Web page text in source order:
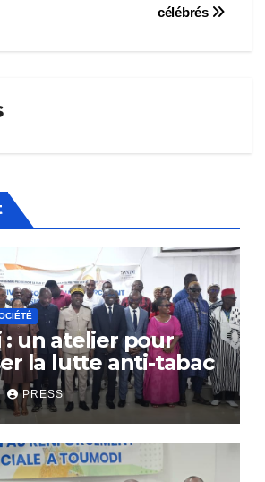
célébrés
un atelier pour
la lutte anti-tabac
PRESS